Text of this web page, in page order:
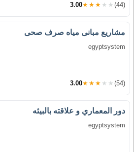
3.00★★★★★ (44)
مشاريع مبانى مياه صرف صحى
egyptsystem
3.00★★★★★ (54)
دور المعماري و علاقته بالبيئه
egyptsystem